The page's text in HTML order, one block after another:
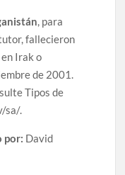
, para
fallecieron
Irak o
de 2001.
Tipos de
sa/.
por: David